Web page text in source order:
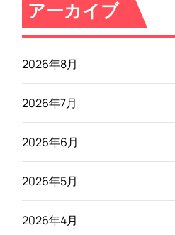
アーカイブ
2026年8月
2026年7月
2026年6月
2026年5月
2026年4月